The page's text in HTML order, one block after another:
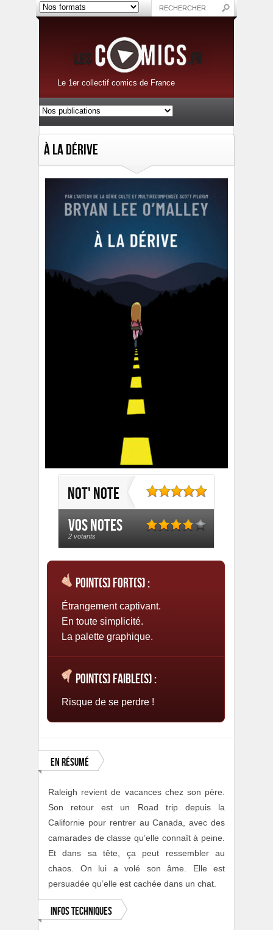
Le 1er collectif comics de France
À la dérive
Not' note
Vos notes
2 votants
Point(s) fort(s) :
Étrangement captivant.
En toute simplicité.
La palette graphique.
Point(s) faible(s) :
Risque de se perdre !
En résumé
Raleigh revient de vacances chez son père.
Son retour est un Road trip depuis la
Californie pour rentrer au Canada, avec des
camarades de classe qu’elle connaît à peine.
Et dans sa tête, ça peut ressembler au
chaos. On lui a volé son âme. Elle est
persuadée qu’elle est cachée dans un chat.
Infos techniques